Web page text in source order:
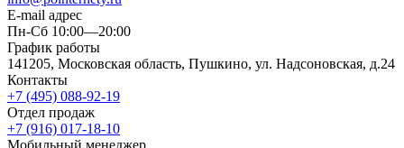
E-mail адрес
Пн-Сб 10:00—20:00
График работы
141205, Московская область, Пушкино, ул. Надсоновская, д.24
Контакты
+7 (495) 088-92-19
Отдел продаж
+7 (916) 017-18-10
Мобильный менеджер